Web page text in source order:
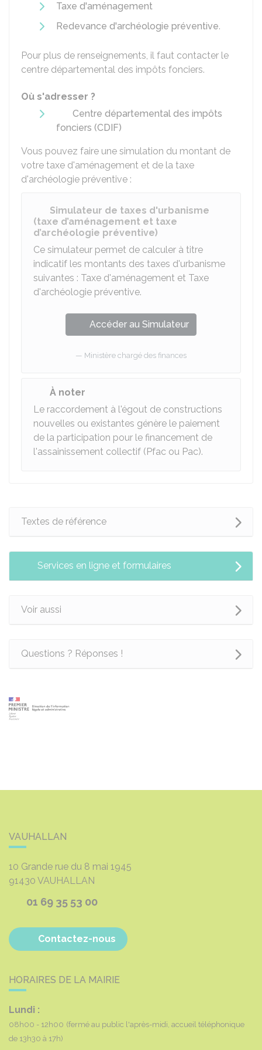
Taxe d'aménagement
Redevance d'archéologie préventive.
Pour plus de renseignements, il faut contacter le
centre départemental des impôts fonciers.
Où s'adresser ?
Centre départemental des impôts
fonciers (CDIF)
Vous pouvez faire une simulation du montant de
votre taxe d'aménagement et de la taxe
d'archéologie préventive :
Simulateur de taxes d'urbanisme
(taxe d’aménagement et taxe
d’archéologie préventive)
Ce simulateur permet de calculer à titre
indicatif les montants des taxes d'urbanisme
suivantes : Taxe d'aménagement et Taxe
d'archéologie préventive.
Accéder au Simulateur
Ministère chargé des finances
À noter
Le raccordement à l'égout de constructions
nouvelles ou existantes génère le paiement
de la participation pour le financement de
l'assainissement collectif (Pfac ou Pac).
Textes de référence
Services en ligne et formulaires
Voir aussi
Questions ? Réponses !
VAUHALLAN
10 Grande rue du 8 mai 1945
91430 VAUHALLAN
01 69 35 53 00
Contactez-nous
HORAIRES DE LA MAIRIE
Lundi :
08h00 - 12h00 (fermé au public l'après-midi, accueil téléphonique
de 13h30 à 17h)